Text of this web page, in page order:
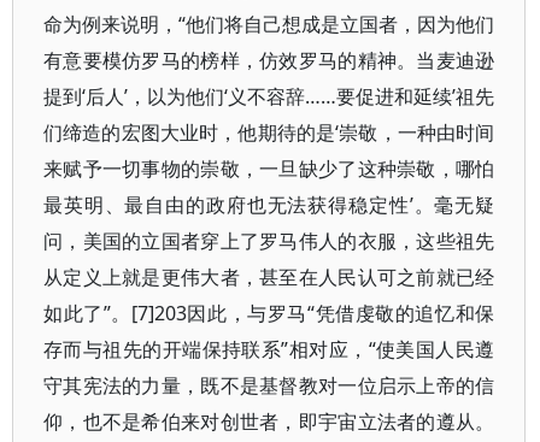
命为例来说明，“他们将自己想成是立国者，因为他们
有意要模仿罗马的榜样，仿效罗马的精神。当麦迪逊
提到‘后人’，以为他们‘义不容辞……要促进和延续’祖先
们缔造的宏图大业时，他期待的是‘崇敬，一种由时间
来赋予一切事物的崇敬，一旦缺少了这种崇敬，哪怕
最英明、最自由的政府也无法获得稳定性’。毫无疑
问，美国的立国者穿上了罗马伟人的衣服，这些祖先
从定义上就是更伟大者，甚至在人民认可之前就已经
如此了”。[7]203因此，与罗马“凭借虔敬的追忆和保
存而与祖先的开端保持联系”相对应，“使美国人民遵
守其宪法的力量，既不是基督教对一位启示上帝的信
仰，也不是希伯来对创世者，即宇宙立法者的遵从。